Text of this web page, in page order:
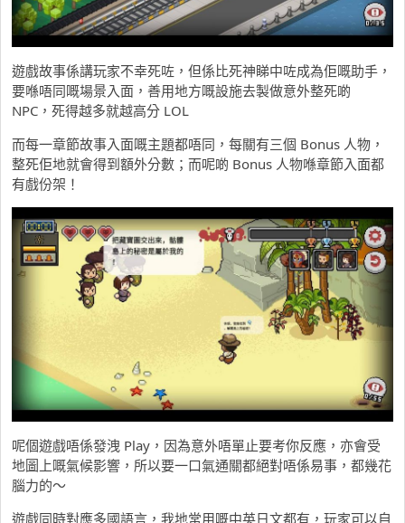
遊戲故事係講玩家不幸死咗，但係比死神睇中咗成為佢嘅助手，
要喺唔同嘅場景入面，善用地方嘅設施去製做意外整死啲
NPC，死得越多就越高分 LOL
而每一章節故事入面嘅主題都唔同，每關有三個 Bonus 人物，
整死佢地就會得到額外分數；而呢啲 Bonus 人物喺章節入面都
有戲份架！
呢個遊戲唔係發洩 Play，因為意外唔單止要考你反應，亦會受
地圖上嘅氣候影響，所以要一口氣通關都絕對唔係易事，都幾花
腦力的～
遊戲同時對應多國語言，我地常用嘅中英日文都有，玩家可以自